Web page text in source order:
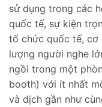
sử dụng trong các
quốc tế, sự kiện
tổ chức quốc tế, cơ
lượng người nghe
ngồi trong một
booth) với ít nhất
và dịch gần như